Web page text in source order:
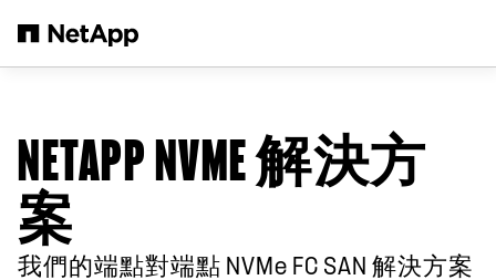
NETAPP NVME 解決方
案
我們的端點對端點 NVMe FC SAN 解決方案